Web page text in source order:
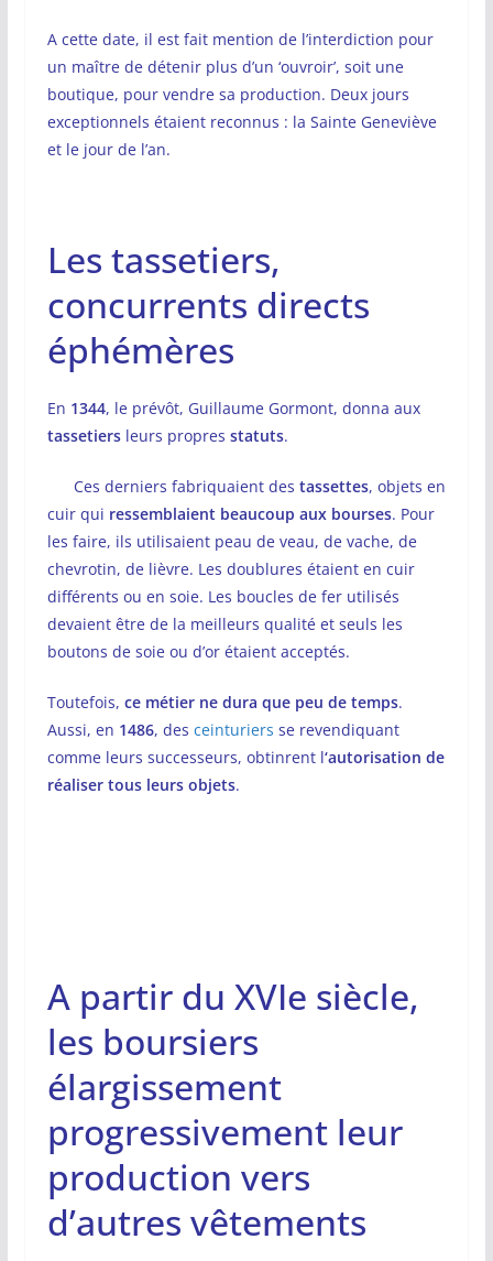
A cette date, il est fait mention de l’interdiction pour
un maître de détenir plus d’un ‘ouvroir’, soit une
boutique, pour vendre sa production. Deux jours
exceptionnels étaient reconnus : la Sainte Geneviève
et le jour de l’an.
Les tassetiers,
concurrents directs
éphémères
En 1344, le prévôt, Guillaume Gormont, donna aux
tassetiersleurs propres statuts.
Ces derniers fabriquaient des tassettes, objets en
cuir qui ressemblaient beaucoup aux bourses. Pour
les faire, ils utilisaient peau de veau, de vache, de
chevrotin, de lièvre. Les doublures étaient en cuir
différents ou en soie. Les boucles de fer utilisés
devaient être de la meilleurs qualité et seuls les
boutons de soie ou d’or étaient acceptés.
Toutefois, ce métier ne dura que peu de temps.
Aussi, en 1486, des ceinturiers se revendiquant
comme leurs successeurs, obtinrent l‘autorisation de
réaliser tous leurs objets.
A partir du XVIe siècle,
les boursiers
élargissement
progressivement leur
production vers
d’autres vêtements